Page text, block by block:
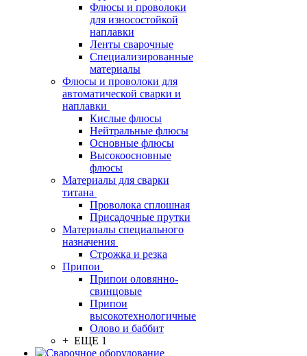
Флюсы и проволоки
для износостойкой
наплавки
Ленты сварочные
Специализированные
материалы
Флюсы и проволоки для
автоматической сварки и
наплавки
Кислые флюсы
Нейтральные флюсы
Основные флюсы
Высокоосновные
флюсы
Материалы для сварки
титана
Проволока сплошная
Присадочные прутки
Материалы специального
назначения
Строжка и резка
Припои
Припои оловянно-
свинцовые
Припои
высокотехнологичные
Олово и баббит
+ ЕЩЕ 1